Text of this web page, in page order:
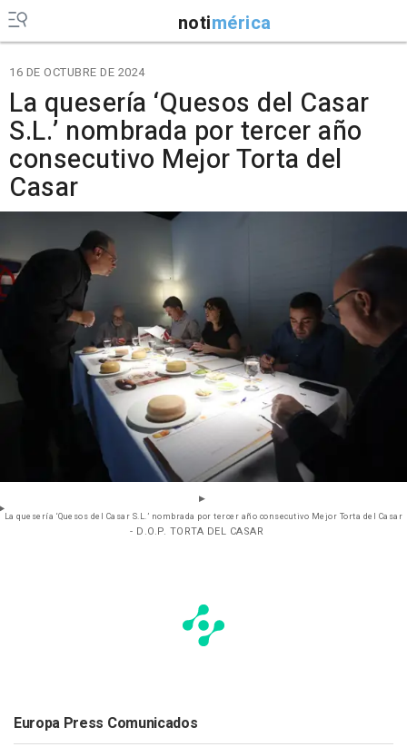
notimérica
16 DE OCTUBRE DE 2024
La quesería ‘Quesos del Casar
S.L.’ nombrada por tercer año
consecutivo Mejor Torta del
Casar
La quesería ‘Quesos del Casar S.L.’ nombrada por tercer año consecutivo Mejor Torta del Casar
- D.O.P. TORTA DEL CASAR
Europa Press Comunicados